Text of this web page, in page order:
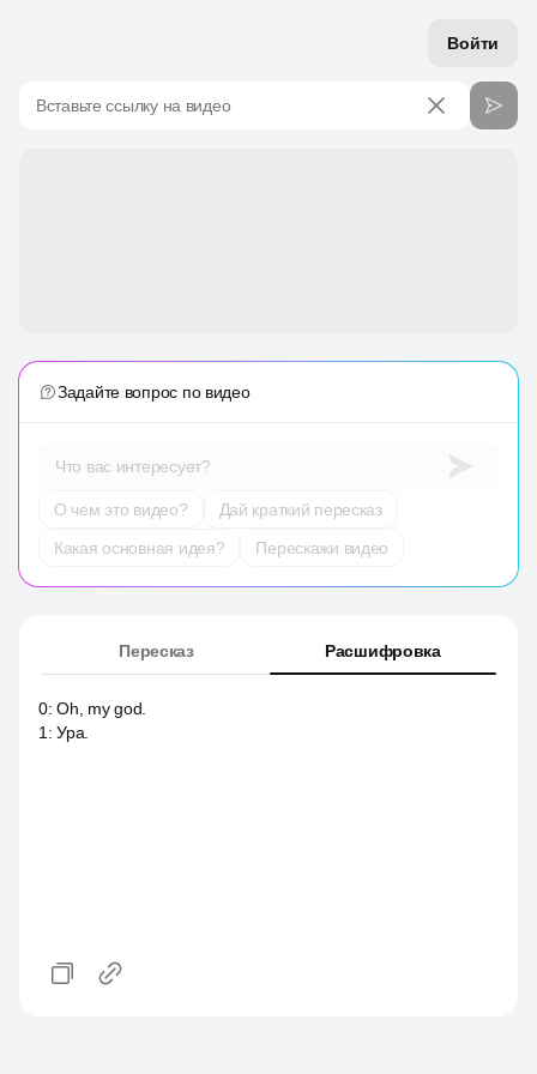
Войти
Вставьте ссылку на видео
Задайте вопрос по видео
Что вас интересует?
О чем это видео?
Дай краткий пересказ
Какая основная идея?
Перескажи видео
Пересказ Расшифровка
0:Oh, my god.
1 :Ура.